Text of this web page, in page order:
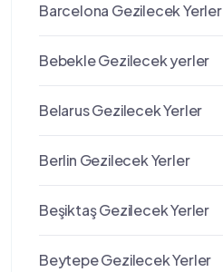
Barcelona Gezilecek Yerler
Bebekle Gezilecek yerler
Belarus Gezilecek Yerler
Berlin Gezilecek Yerler
Beşiktaş Gezilecek Yerler
Beytepe Gezilecek Yerler